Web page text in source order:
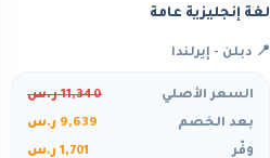
لغة إنجليزية عامة
📍 دبلن - إيرلندا
السعر الأصلي
11,340 ر.س
بعد الخصم
9,639 ر.س
وفّر
1,701 ر.س